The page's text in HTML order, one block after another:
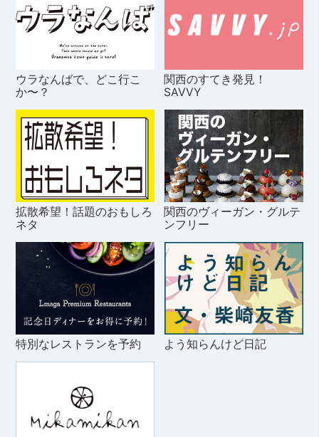
ウラなんばで、どこ行こ
か〜？
関西のすてき発見！
SAVVY
拡散希望！話題のおもしろ
ネタ
関西のヴィーガン・グルテ
ンフリー
特別なレストランを予約 よう知らんけど日記